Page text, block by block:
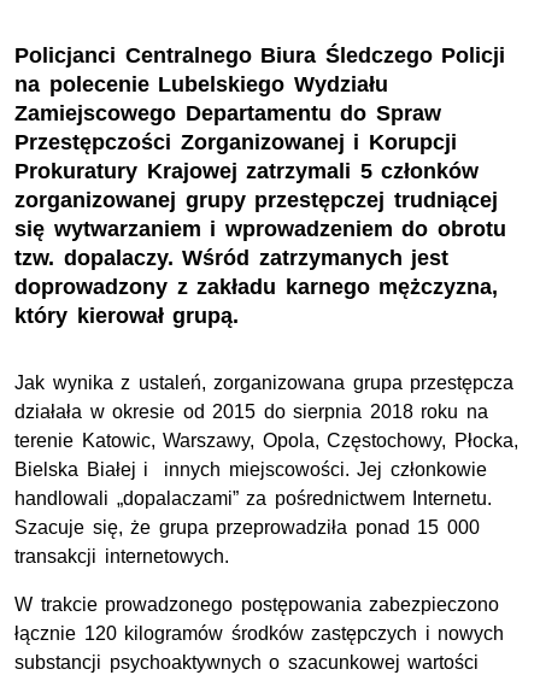
Policjanci Centralnego Biura Śledczego Policji
na polecenie Lubelskiego Wydziału
Zamiejscowego Departamentu do Spraw
Przestępczości Zorganizowanej i Korupcji
Prokuratury Krajowej zatrzymali 5 członków
zorganizowanej grupy przestępczej trudniącej
się wytwarzaniem i wprowadzeniem do obrotu
tzw. dopalaczy. Wśród zatrzymanych jest
doprowadzony z zakładu karnego mężczyzna,
który kierował grupą.
Jak wynika z ustaleń, zorganizowana grupa przestępcza
działała w okresie od 2015 do sierpnia 2018 roku na
terenie Katowic, Warszawy, Opola, Częstochowy, Płocka,
Bielska Białej i innych miejscowości. Jej członkowie
handlowali „dopalaczami” za pośrednictwem Internetu.
Szacuje się, że grupa przeprowadziła ponad 15 000
transakcji internetowych.
W trakcie prowadzonego postępowania zabezpieczono
łącznie 120 kilogramów środków zastępczych i nowych
substancji psychoaktywnych o szacunkowej wartości